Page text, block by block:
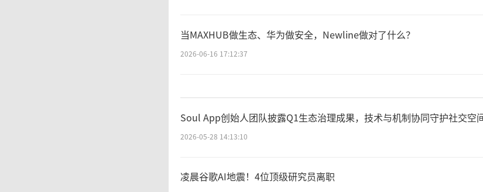
信息安全及阻燃性能等基本要
能的产品不得对使用者造成皮肤
火灾隐患等风险。
当MAXHUB做生态、华为做安全，Newline做对了什么？
2026-06-16 17:12:37
Soul App创始人团队披露Q1生态治理成果，技术与机制协同守护社交空
2026-05-28 14:13:10
凌晨谷歌AI地震！4位顶级研究员离职